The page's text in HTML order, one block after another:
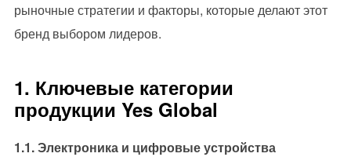
рыночные стратегии и факторы, которые делают этот
бренд выбором лидеров.
1. Ключевые категории
продукции Yes Global
1.1. Электроника и цифровые устройства